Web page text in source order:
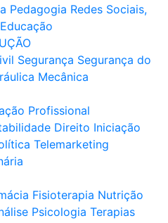
Pedagogia Redes Sociais,
Segurança Segurança do
Mecânica
Profissional
Direito Iniciação
Telemarketing
Fisioterapia Nutrição
Psicologia Terapias